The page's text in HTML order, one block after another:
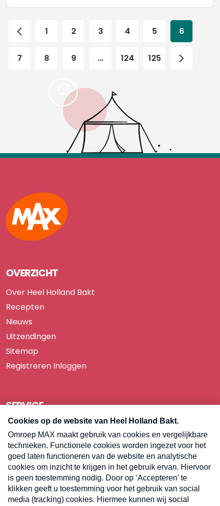
1 2 3 4 5 6
7 8 9 … 124 125
Max
OVERZICHT
Over Heel Holland Bakt
Recepten
Nieuws
Uitzendingen
Sitemap
Registreren Inloggen
SERVICE
Over Omroep MAX
Pers
Contact
Algemene voorwaarden
Privacyverklaring
Cookieverklaring